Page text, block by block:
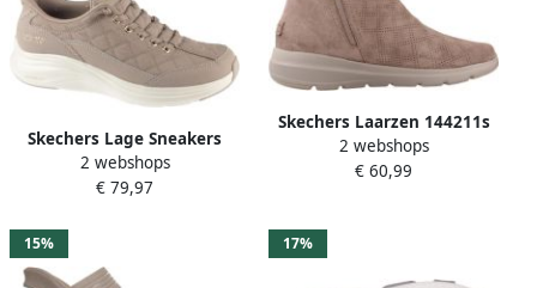
Skechers Lage Sneakers
Sneaker CONTOUR FOAM
GOLDEN HOUR
2 webshops
€ 79,97
Skechers Laarzen 144211s
2 webshops
€ 60,99
15% 17%